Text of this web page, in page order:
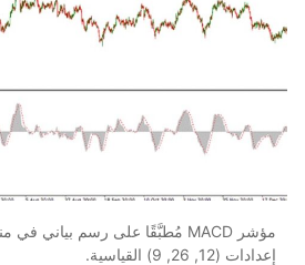
إعدادات (12, 26, 9) القياسية.